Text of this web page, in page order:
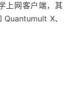
上网客户端，其
X、